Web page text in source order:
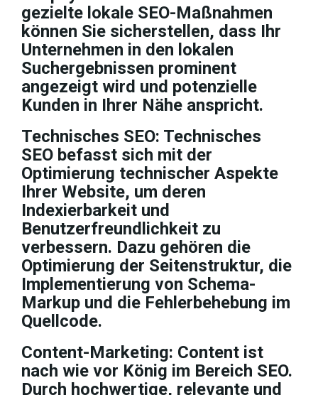
gezielte lokale SEO-Maßnahmen
können Sie sicherstellen, dass Ihr
Unternehmen in den lokalen
Suchergebnissen prominent
angezeigt wird und potenzielle
Kunden in Ihrer Nähe anspricht.
Technisches SEO: Technisches
SEO befasst sich mit der
Optimierung technischer Aspekte
Ihrer Website, um deren
Indexierbarkeit und
Benutzerfreundlichkeit zu
verbessern. Dazu gehören die
Optimierung der Seitenstruktur, die
Implementierung von Schema-
Markup und die Fehlerbehebung im
Quellcode.
Content-Marketing: Content ist
nach wie vor König im Bereich SEO.
Durch hochwertige, relevante und